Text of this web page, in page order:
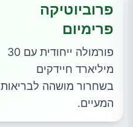
פרוביוטיקה
פרימיום
פורמולה ייחודית עם 30
מיליארד חיידקים
בשחרור מושהה לבריאות
המעיים.